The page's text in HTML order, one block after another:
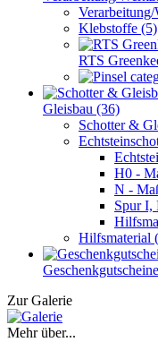
Verarbeitung/
Klebstoffe (5)
RTS
Gleisbau (36)
Schotter &
H0 -
N -
Spur I,
Hilfsmaterial
Zur Galerie
Mehr über...